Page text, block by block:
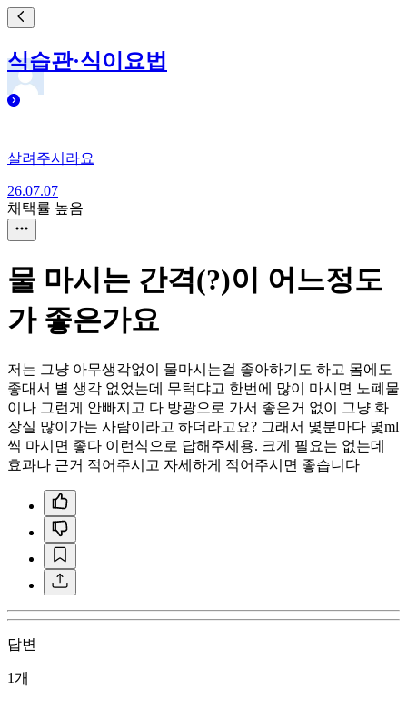
식습관·식이요법
살려주시라요
26.07.07
채택률 높음
물 마시는 간격(?)이 어느정도
가 좋은가요
저는 그냥 아무생각없이 물마시는걸 좋아하기도 하고 몸에도
좋대서 별 생각 없었는데 무턱댜고 한번에 많이 마시면 노폐물
이나 그런게 안빠지고 다 방광으로 가서 좋은거 없이 그냥 화
장실 많이가는 사람이라고 하더라고요? 그래서 몇분마다 몇ml
씩 마시면 좋다 이런식으로 답해주세용. 크게 필요는 없는데
효과나 근거 적어주시고 자세하게 적어주시면 좋습니다
답변
1개